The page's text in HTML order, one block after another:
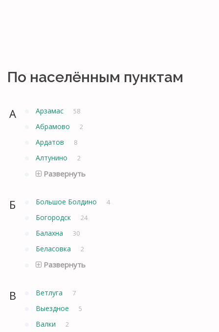
По населённым пунктам
А Арзамас 58
Абрамово 2
Ардатов 8
Алтунино 2
Развернуть
Б Большое Болдино 4
Богородск 24
Балахна 30
Беласовка 2
Развернуть
В Ветлуга 7
Выездное 5
Валки 2